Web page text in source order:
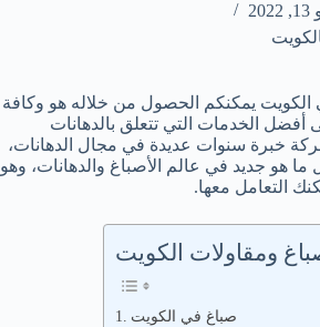
يمكنكم الحصول من خلاله هو وكافة
أفضل الخدمات التي تتعلق بالدهانات
خبرة سنوات عديدة في مجال الدهانات،
هو جديد في عالم الأصباغ والدهانات، وهو
التعامل معها.
ومقاولات الكويت
صباغ في الكويت